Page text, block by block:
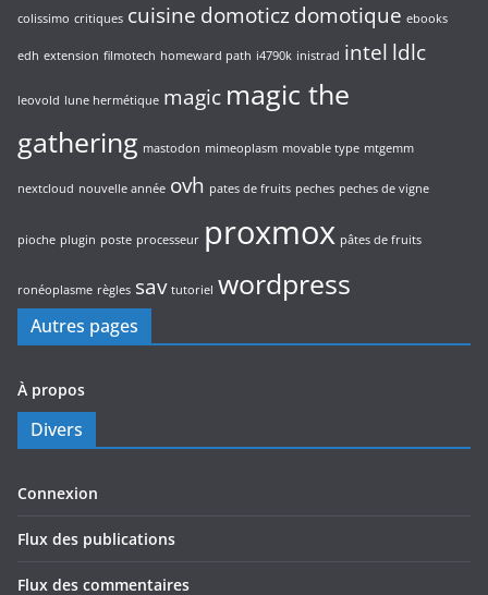
colissimo critiques cuisine domoticzdomotique ebooks
edh extension filmotech homeward path i4790k inistrad intel ldlc
leovold lune hermétique magic magic the
gathering mastodon mimeoplasm movable type mtgemm
nextcloud nouvelle année ovh pates de fruits peches peches de vigne
pioche plugin poste processeur proxmox pâtes de fruits
ronéoplasme règles sav tutoriel wordpress
Autres pages
À propos
Divers
Connexion
Flux des publications
Flux des commentaires